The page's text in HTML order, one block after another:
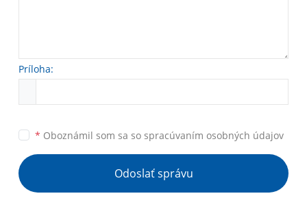
Príloha:
* Oboznámil som sa so spracúvaním osobných údajov
Odoslať správu